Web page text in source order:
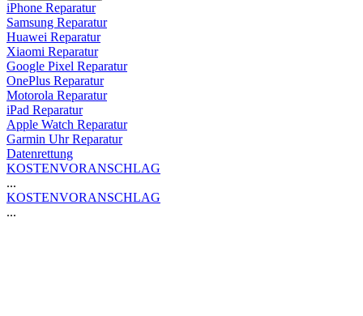
iPhone Reparatur
Samsung Reparatur
Huawei Reparatur
Xiaomi Reparatur
Google Pixel Reparatur
OnePlus Reparatur
Motorola Reparatur
iPad Reparatur
Apple Watch Reparatur
Garmin Uhr Reparatur
Datenrettung
KOSTENVORANSCHLAG
...
KOSTENVORANSCHLAG
...